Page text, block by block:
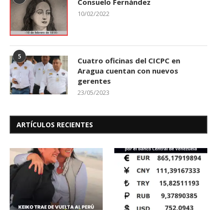
Consuelo Fernández
10/02/2022
5
Cuatro oficinas del CICPC en
Aragua cuentan con nuevos
gerentes
23/05/2023
ARTÍCULOS RECIENTES